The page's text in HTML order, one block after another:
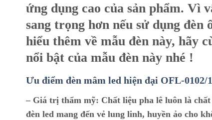
ứng dụng cao của sản phẩm. Vì
sang trọng hơn nếu sử dụng
hiểu thêm về mẫu đèn này, hãy
nổi bật của mẫu đèn này nhé !
Ưu điểm đèn mâm led hiện đại OFL-0102/
– Giá trị thẩm mỹ: Chất liệu pha lê luôn là
đèn led mang đến vẻ lung linh, huyền ảo cho